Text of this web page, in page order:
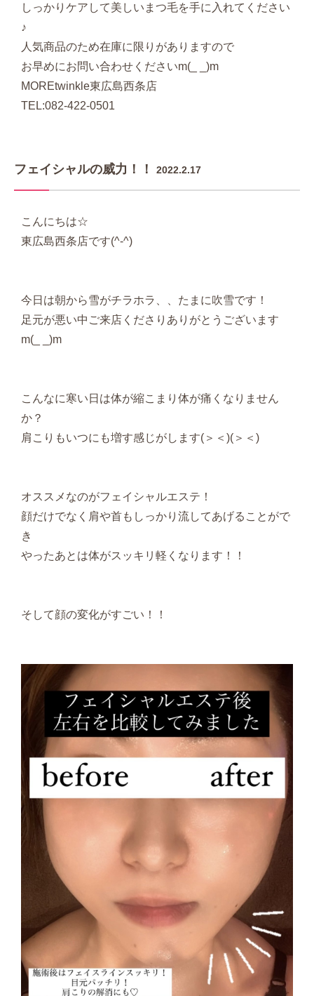
しっかりケアして美しいまつ毛を手に入れてください
♪
人気商品のため在庫に限りがありますので
お早めにお問い合わせくださいm(_ _)m
MOREtwinkle東広島西条店
TEL:082-422-0501
フェイシャルの威力！！ 2022.2.17
こんにちは☆
東広島西条店です(^-^)
今日は朝から雪がチラホラ、、たまに吹雪です！
足元が悪い中ご来店くださりありがとうございます
m(_ _)m
こんなに寒い日は体が縮こまり体が痛くなりません
か？
肩こりもいつにも増す感じがします(＞＜)(＞＜)
オススメなのがフェイシャルエステ！
顔だけでなく肩や首もしっかり流してあげることがで
き
やったあとは体がスッキリ軽くなります！！
そして顔の変化がすごい！！